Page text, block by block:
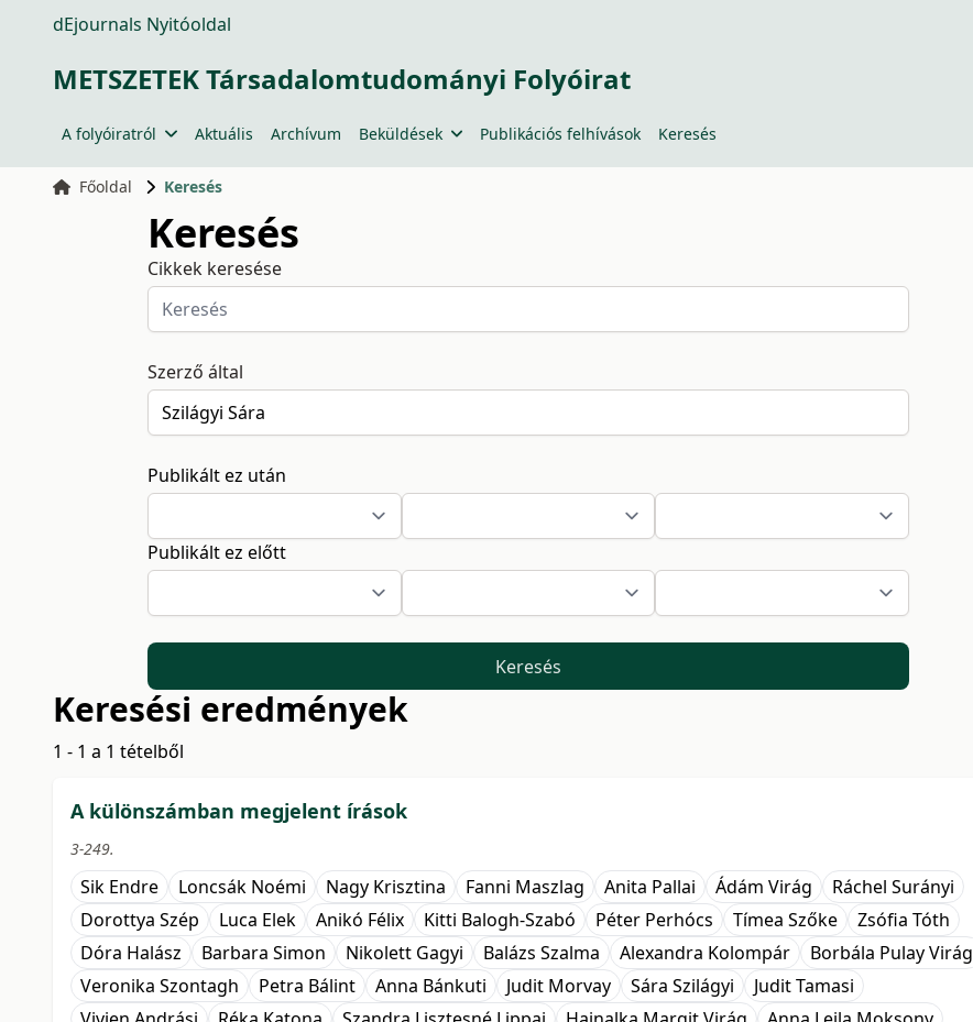
dEjournals Nyitóoldal
METSZETEK Társadalomtudományi Folyóirat
A folyóiratról Aktuális Archívum Beküldések Publikációs felhívások Keresés
Főoldal Keresés
Keresés
Cikkek keresése
Szerző által
Publikált ez után
Publikált ez előtt
Keresés
Keresési eredmények
1 - 1 a 1 tételből
A különszámban megjelent írások
3-249.
Sik Endre Loncsák Noémi Nagy Krisztina Fanni Maszlag Anita Pallai Ádám Virág
Ráchel Surányi
Dorottya Szép
Luca Elek Anikó Félix Kitti Balogh-Szabó Péter Perhócs Tímea Szőke
Zsófia Tóth
Dóra Halász
Barbara Simon Nikolett Gagyi Balázs Szalma Alexandra Kolompár
Borbála Pulay Virág
Veronika Szontagh
Petra Bálint Anna Bánkuti Judit Morvay Sára Szilágyi
Judit Tamasi